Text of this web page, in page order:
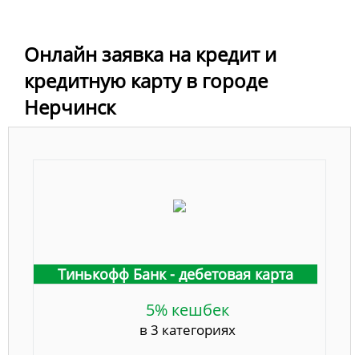
Онлайн заявка на кредит и
кредитную карту в городе
Нерчинск
Тинькофф Банк - дебетовая карта
5% кешбек
в 3 категориях